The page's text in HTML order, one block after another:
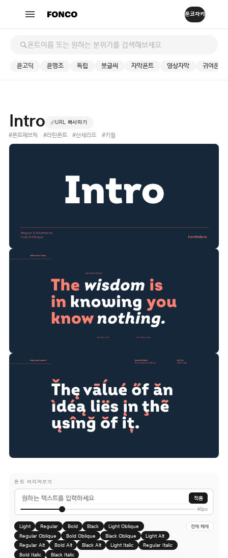
윤고딕 윤명조 독립 붓글씨 자막폰트 영상자막 귀여운
Intro URL 복사하기
#폰트패브릭 #라틴폰트 #산세리프 #키릴
폰트 미리써보기
적용
40px
Light Regular Bold Black
Light Oblique
Regular Oblique
Bold Oblique Black Oblique
Light Alt
Regular Alt
Bold Alt Black Alt Light Italic
Regular Italic
Bold Italic
Black Italic
전체 해제